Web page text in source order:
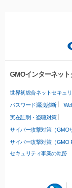
GMOインターネッ
世界初総合ネットセキュ
パスワード漏洩診断
実在証明・盗聴対策
サイバー攻撃対策（GMO
サイバー攻撃対策（GMO
セキュリティ事業の軌跡